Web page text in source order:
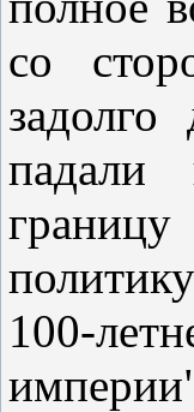
со
падали
100-